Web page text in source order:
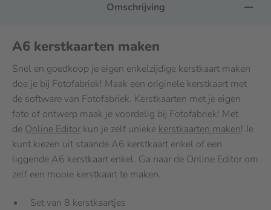
Omschrijving
A6 kerstkaarten maken
Snel en goedkoop je eigen enkelzijdige kerstkaart maken
doe je bij Fotofabriek! Maak een originele kerstkaart met
de software van Fotofabriek. Kerstkaarten met je eigen
foto of ontwerp maak je voordelig bij Fotofabriek! Met
de Online Editor kun je zelf unieke kerstkaarten maken! Je
kunt kiezen uit staande A6 kerstkaart enkel of een
liggende A6 kerstkaart enkel. Ga naar de Online Editor om
zelf een mooie kerstkaart te maken.
Set van 8 kerstkaartjes